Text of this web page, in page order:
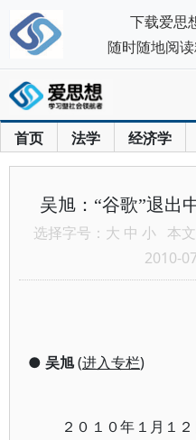
首页 法学 经济学
吴旭：“谷歌”退出
选择字号： 大 中 小 本
2010-
● 吴旭(进入专栏)
２０１０年１月１
下载爱思
随时随地阅